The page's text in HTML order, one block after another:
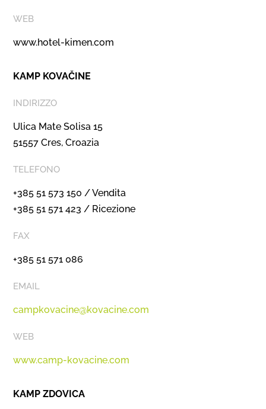
WEB
www.hotel-kimen.com
KAMP KOVAČINE
INDIRIZZO
Ulica Mate Solisa 15
51557 Cres, Croazia
TELEFONO
+385 51 573 150 / Vendita
+385 51 571 423 / Ricezione
FAX
+385 51 571 086
EMAIL
campkovacine@kovacine.com
WEB
www.camp-kovacine.com
KAMP ZDOVICA